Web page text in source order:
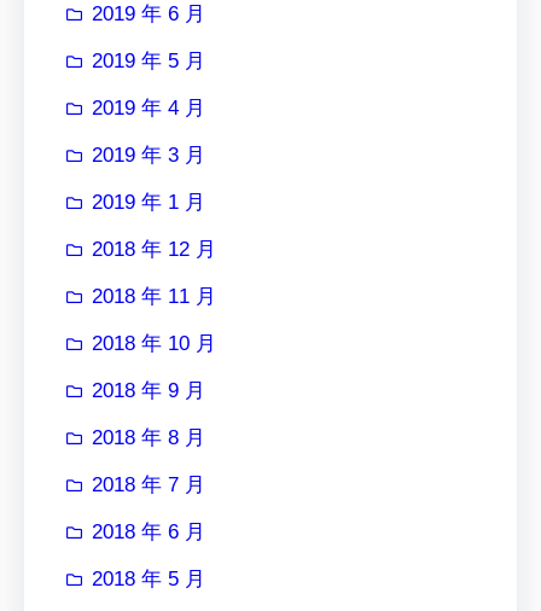
2019 年 6 月
2019 年 5 月
2019 年 4 月
2019 年 3 月
2019 年 1 月
2018 年 12 月
2018 年 11 月
2018 年 10 月
2018 年 9 月
2018 年 8 月
2018 年 7 月
2018 年 6 月
2018 年 5 月